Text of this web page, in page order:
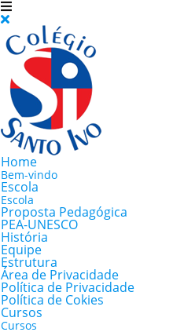
Home
Bem-vindo
Escola
Escola
Proposta Pedagógica
PEA-UNESCO
História
Equipe
Estrutura
Área de Privacidade
Política de Privacidade
Política de Cokies
Cursos
Cursos